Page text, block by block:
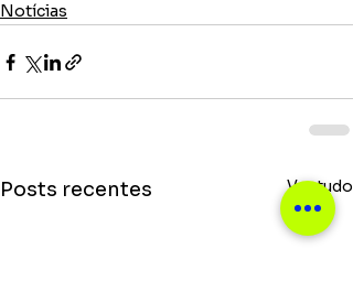
Notícias
Posts recentes Ver tudo